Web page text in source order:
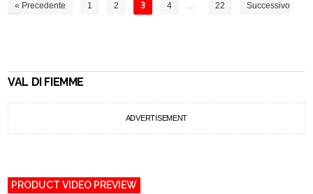
« Precedente 1 2 3 4 … 22
Successivo
VAL DI FIEMME
ADVERTISEMENT
PRODUCT VIDEO PREVIEW